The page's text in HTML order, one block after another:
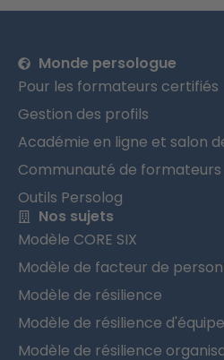
Monde persologue
Pour les formateurs certifiés
Gestion des profils
Académie en ligne et salon
Communauté de formateurs
Outils Persolog
Nos sujets
Modèle CORE SIX
Modèle de facteur de
Modèle de résilience
Modèle de résilience d'équipe
Modèle de résilience